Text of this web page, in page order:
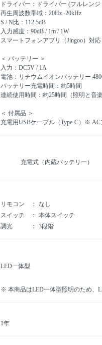
ドライバー：ドライバー (フルレン
再生周波数帯域：20Hz -20kHz
S / N比：112.5dB
入力感度：90dB / 1m / 1W
スマートフォンアプリ（Jingoo）対応
＜ バッテリー ＞
入力：DC5V / 1A
電池：リチウムイオンバッテリー
バッテリー充電時間：約5時間
連続使用時間：約25時間（照明と音
＜ 付属品 ＞
充電用USBケーブル（Type-C）※ AC
充電式（内蔵バッテリー）
リモコン
なし
スイッチ
本体スイッチ
調光
3段階
LED一体型
※ 本商品はLED一体型照明のため、
1年